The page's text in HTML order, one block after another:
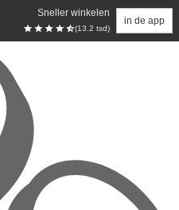
Sneller winkelen
(13.2 tsd)
in de app